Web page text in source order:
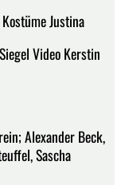
Justina
Video Kerstin
Alexander Beck,
Sascha